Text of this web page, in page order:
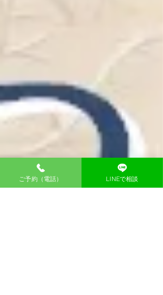
ご予約（電話） LINEで相談